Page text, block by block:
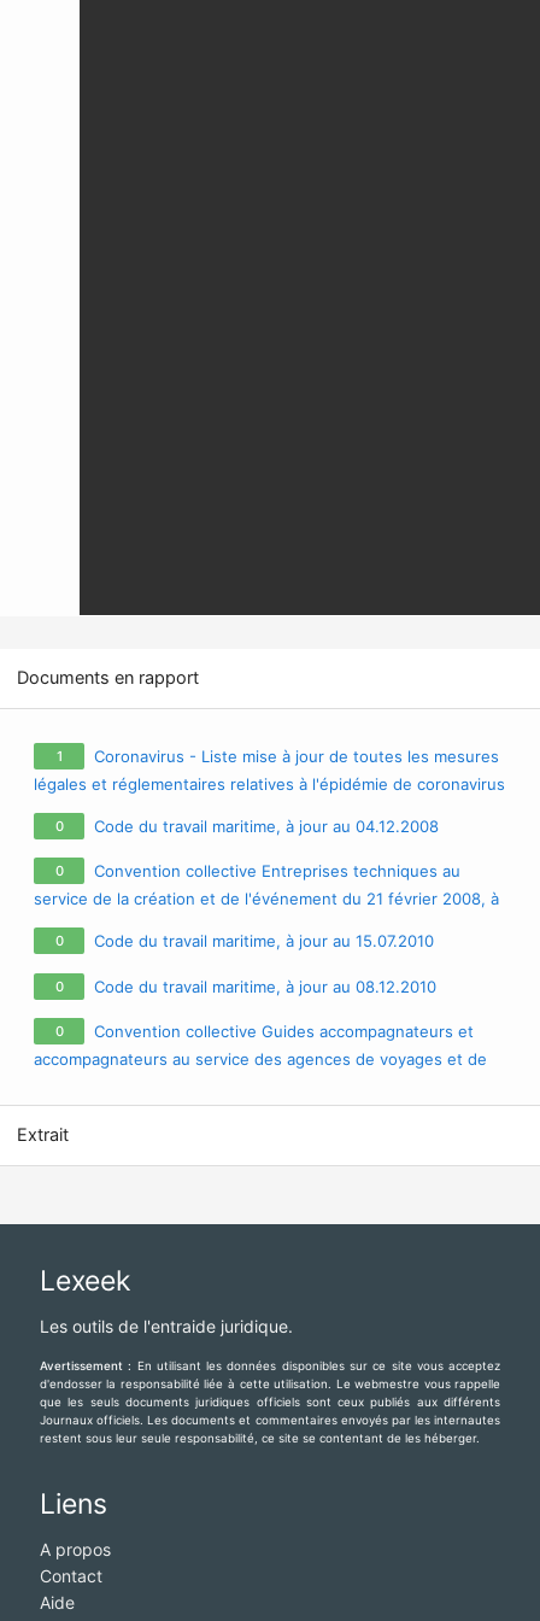
Documents en rapport
1
Coronavirus - Liste mise à jour de toutes les mesures
légales et réglementaires relatives à l'épidémie de coronavirus
/ covid-19 / sars-cov-2
0 Code du travail maritime, à jour au 04.12.2008
0
Convention collective Entreprises techniques au
service de la création et de l'événement du 21 février 2008, à
jour au 27.04.2009
0 Code du travail maritime, à jour au 15.07.2010
0 Code du travail maritime, à jour au 08.12.2010
0
Convention collective Guides accompagnateurs et
accompagnateurs au service des agences de voyages et de
Extrait
Lexeek
Les outils de l'entraide juridique.
Avertissement : En utilisant les données disponibles sur ce site vous acceptez
d'endosser la responsabilité liée à cette utilisation. Le webmestre vous rappelle
que les seuls documents juridiques officiels sont ceux publiés aux différents
Journaux officiels. Les documents et commentaires envoyés par les internautes
restent sous leur seule responsabilité, ce site se contentant de les héberger.
Liens
A propos
Contact
Aide